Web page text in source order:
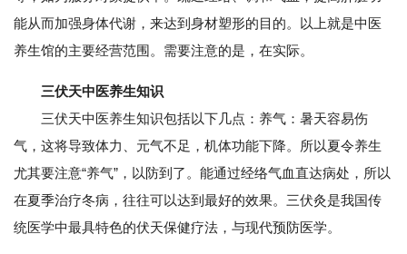
能从而加强身体代谢，来达到身材塑形的目的。以上就是中医
养生馆的主要经营范围。需要注意的是，在实际。
三伏天中医养生知识
三伏天中医养生知识包括以下几点：养气：暑天容易伤
气，这将导致体力、元气不足，机体功能下降。所以夏令养生
尤其要注意“养气”，以防到了。能通过经络气血直达病处，所以
在夏季治疗冬病，往往可以达到最好的效果。三伏灸是我国传
统医学中最具特色的伏天保健疗法，与现代预防医学。